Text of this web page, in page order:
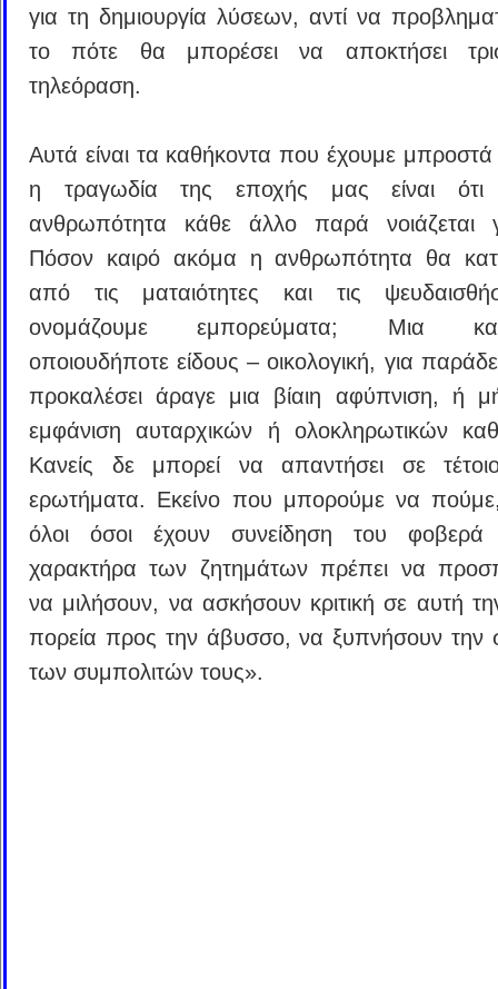
για τη δημιουργία λύσεων, αντί να
το πότε θα μπορέσει να αποκτήσει
τηλεόραση.
Αυτά είναι τα καθήκοντα που έχουμε
η τραγωδία της εποχής μας είναι
ανθρωπότητα κάθε άλλο παρά νοιάζεται
Πόσον καιρό ακόμα η ανθρωπότητα θα
από τις ματαιότητες και τις
ονομάζουμε εμπορεύματα; Μια
οποιουδήποτε είδους – οικολογική, για
προκαλέσει άραγε μια βίαιη αφύπνιση, ή
εμφάνιση αυταρχικών ή ολοκληρωτικών
Κανείς δε μπορεί να απαντήσει σε
ερωτήματα. Εκείνο που μπορούμε να πούμε,
όλοι όσοι έχουν συνείδηση του φοβερά
χαρακτήρα των ζητημάτων πρέπει να
να μιλήσουν, να ασκήσουν κριτική σε αυτή
πορεία προς την άβυσσο, να ξυπνήσουν την
των συμπολιτών τους».